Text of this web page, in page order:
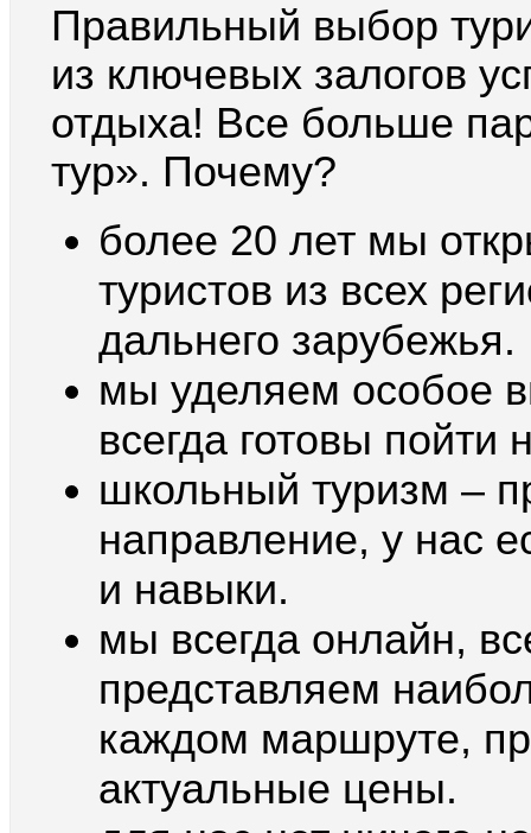
Правильный выбор
из ключевых залогов
отдыха! Все больше
тур». Почему?
более 20 лет мы
туристов из всех
дальнего зарубежья.
мы уделяем особое
всегда готовы пойти
школьный туризм –
направление, у нас
и навыки.
мы всегда онлайн,
представляем
каждом маршруте,
актуальные цены.